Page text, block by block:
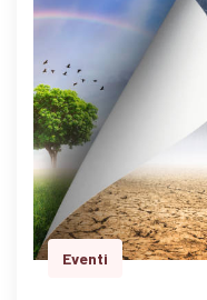
E' uno spazio aperto
a libero accesso
settimanale con un ’
ostetrica e una
psicologa perinatale
per pesare il bambino
e avere risposte a
dom…
Eventi